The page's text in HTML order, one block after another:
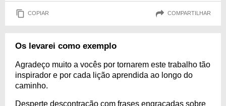
COPIAR COMPARTILHAR
Os levarei como exemplo
Agradeço muito a vocês por tornarem este trabalho tão
inspirador e por cada lição aprendida ao longo do
caminho.
Desperte descontração com frases engraçadas sobre